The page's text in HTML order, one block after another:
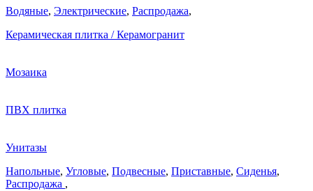
Водяные, Электрические, Распродажа,
Керамическая плитка / Керамогранит
Мозаика
ПВХ плитка
Унитазы
Напольные, Угловые, Подвесные, Приставные, Сиденья,
Распродажа ,